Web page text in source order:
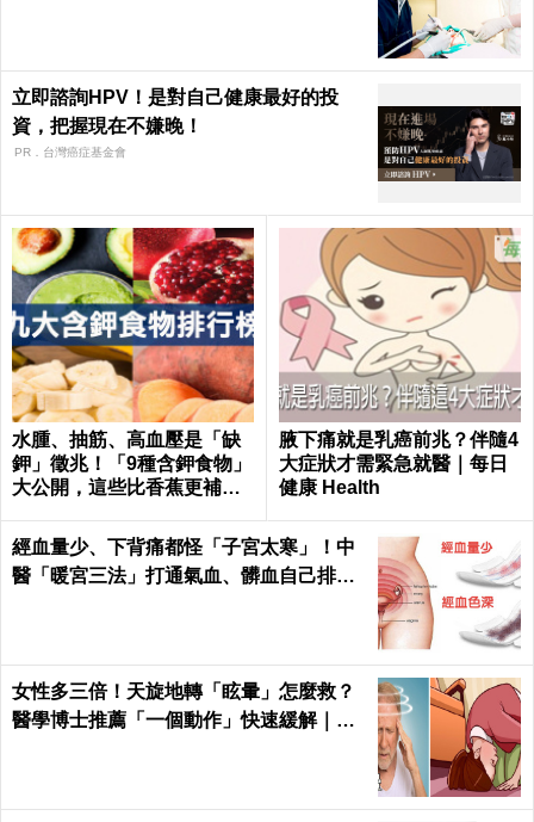
立即諮詢HPV！是對自己健康最好的投
資，把握現在不嫌晚！
PR．台灣癌症基金會
水腫、抽筋、高血壓是「缺
鉀」徵兆！「9種含鉀食物」
大公開，這些比香蕉更補鉀
腋下痛就是乳癌前兆？伴隨4
大症狀才需緊急就醫｜每日
健康 Health
經血量少、下背痛都怪「子宮太寒」！中
醫「暖宮三法」打通氣血、髒血自己排｜
女性多三倍！天旋地轉「眩暈」怎麼救？
醫學博士推薦「一個動作」快速緩解｜每